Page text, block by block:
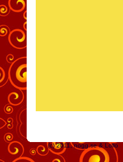
(c) 2011,